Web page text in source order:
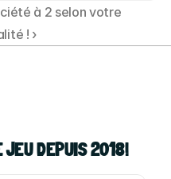
à 2 selon votre
! ›
JEU DEPUIS 2018!